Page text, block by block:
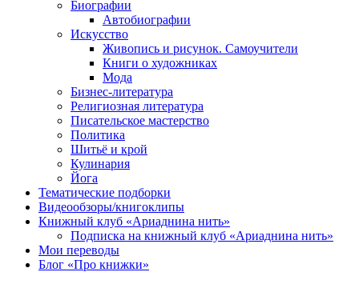
Биографии
Автобиографии
Искусство
Живопись и рисунок. Самоучители
Книги о художниках
Мода
Бизнес-литература
Религиозная литература
Писательское мастерство
Политика
Шитьё и крой
Кулинария
Йога
Тематические подборки
Видеообзоры/книгоклипы
Книжный клуб «Ариаднина нить»
Подписка на книжный клуб «Ариаднина нить»
Мои переводы
Блог «Про книжки»